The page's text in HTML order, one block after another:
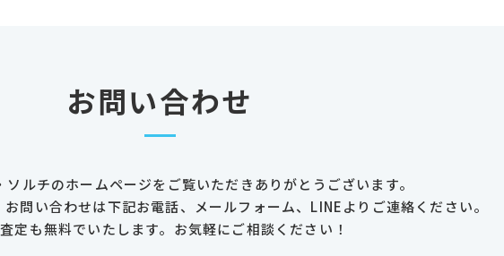
お問い合わせ
ソルチのホームページを ご覧いただきありがとうございます。
問い合わせは下記お電話、メールフォーム、LINEより ご連絡ください。
定も無料でいたします。 お気軽にご相談ください！